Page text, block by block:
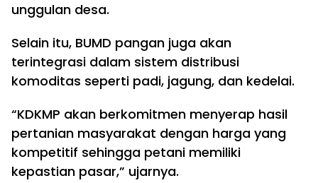
unggulan desa.
Selain itu, BUMD pangan juga akan
terintegrasi dalam sistem distribusi
komoditas seperti padi, jagung, dan kedelai.
“KDKMP akan berkomitmen menyerap hasil
pertanian masyarakat dengan harga yang
kompetitif sehingga petani memiliki
kepastian pasar,” ujarnya.